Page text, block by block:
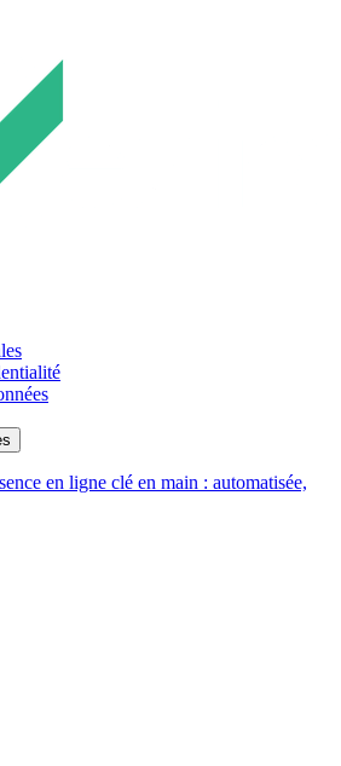
en ligne clé en main : automatisée,